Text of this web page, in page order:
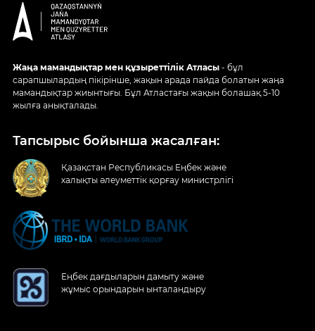
Жаңа мамандықтар мен құзыреттілік Атласы - бұл
сарапшылардың пікірінше, жақын арада пайда болатын жаңа
мамандықтар жиынтығы. Бұл Атластағы жақын болашақ 5-10
жылға анықталады.
Тапсырыс бойынша жасалған:
Қазақстан Республикасы Еңбек және
халықты әлеуметтік қорғау министрлігі
Еңбек дағдыларын дамыту және
жұмыс орындарын ынталандыру